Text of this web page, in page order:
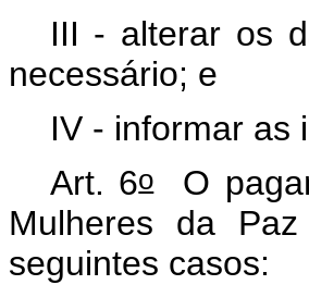
III - alterar os
necessário; e
IV - informar
Art. 6oO
Mulheres da
seguintes casos: